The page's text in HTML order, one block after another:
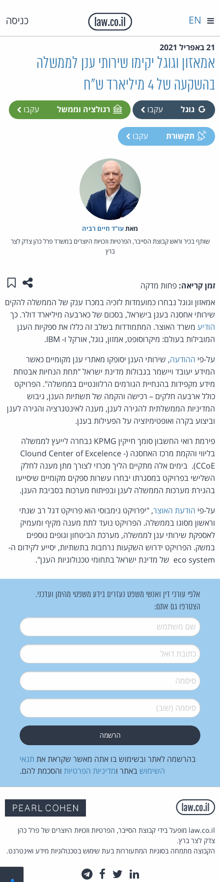
כניסה EN
21 באפריל 2021
אמאזון וגוגל יקימו שירותי ענן לממשלה
בהשקעה של 4 מיליארד ש"ח
גוגל עקבו רגולציה וממשל עקבו
תקשורת עקבו
מאת‏עו"ד חיים רביה
שותף בכיר וראש קבוצת הסייבר, הפרטיות וזכויות היוצרים במשרד פרל כהן צדק לצר
ברץ
זמן קריאה: פחות מדקה שתפו
אמאזון וגוגל נבחרו כמועמדות לזכיה במכרז ענק של הממשלה להקים
שירותי אחסנה בענן בישראל, בסכום של כארבעה מיליארד דולר. כך
הודיע משרד האוצר. המתמודדות בשלב זה כללו את ספקיות הענן
המובילות בעולם: מיקרוסופט, אמזון, גוגל, אורקל ו- IBM.
על-פי ההודעה, שירותי הענן יסופקו מאתרי ענן מקומיים כאשר
המידע יעובד ויישמר בגבולות מדינת ישראל "תחת הנחיות אבטחת
מידע מקפידות בהנחיית הגורמים הרלוונטיים בממשלה". הפרויקט
כולל ארבעה חלקים – רכישה והקמה של תשתיות הענן, גיבוש
המדיניות הממשלתית להגירה לענן, מענה לאינטגרציה והגירה לענן
וביצוע בקרה ואופטימיזציה על הפעילות בענן.
פירמת רואי החשבון סומך חייקין KPMG נבחרה לייעץ לממשלה
בליווי והקמת מרכז האחסנה (Clound Center of Excelence -
CCoE). בימים אלה מתקיים הליך מכרזי לצורך מתן מענה לחלק
השלישי בפרויקט במסגרתו יבחרו עשרות ספקים מקומיים שיסייעו
בהגירת מערכות הממשלה לענן ובפיתוח מערכות בסביבת הענן.
על-פי הודעת האוצר, "יפרויקט נימבוסי הוא פרויקט דגל רב שנתי
וראשון מסוגו בממשלה. הפרויקט נועד לתת מענה מקיף ומעמיק
לאספקת שירותי ענן לממשלה, מערכת הביטחון וגופים נוספים
במשק. הפרויקט ידרוש השקעות נרחבות בתשתיות, יסייע לקידום ה-
eco system של מדינת ישראל בתחומי טכנולוגיות הענן".
אלפי עורכי דין ואנשי משפט נעזרים בידע משפטי מהימן ועדכני.
הצטרפו גם אתם:
שם משתמש*
דואל*
סיסמה*
סיסמה (שוב)*
בהרשמה לאתר ובשימוש בו אתה מאשר שקראת את תנאי
השימוש באתר ומדיניות הפרטיות והסכמת להם.
law.co.il מופעל בידי קבוצת הסייבר, הפרטיות וזכויות היוצרים של פרל כהן
צדק לצר ברץ.
הקבוצה מתמחה בסוגיות המתעוררות בעת שימוש בטכנולוגיות מידע ואינטרנט.
לינקדאין
טוויטרפייסבוק